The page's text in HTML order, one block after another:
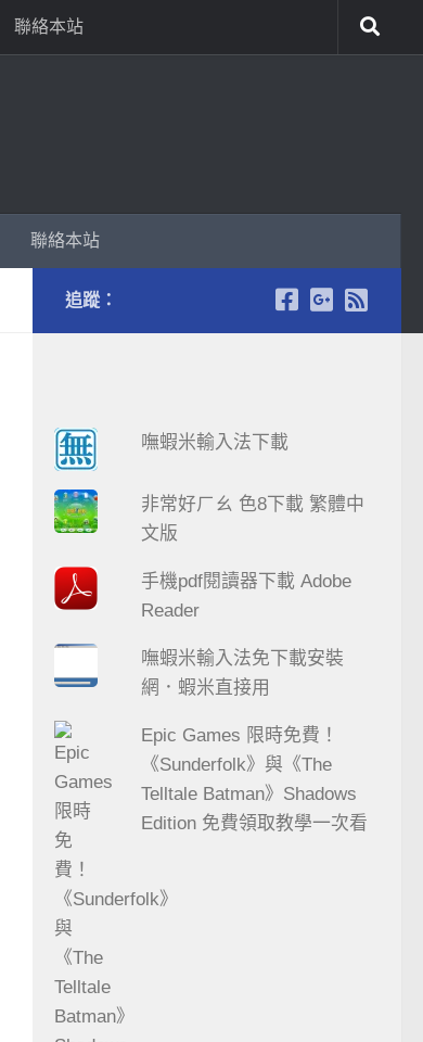
聯絡本站
聯絡本站
追蹤：
嘸蝦米輸入法下載
非常好ㄏㄠ 色8下載 繁體中
文版
手機pdf閱讀器下載 Adobe
Reader
嘸蝦米輸入法免下載安裝
網．蝦米直接用
Epic Games 限時免費！
《Sunderfolk》與《The
Telltale Batman》Shadows
Edition 免費領取教學一次看